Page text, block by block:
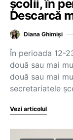
școlii, în
Descarcă
Diana Ghimiși
În perioada 12-
două sau mai
două sau mai
secretariatele
Vezi articolul